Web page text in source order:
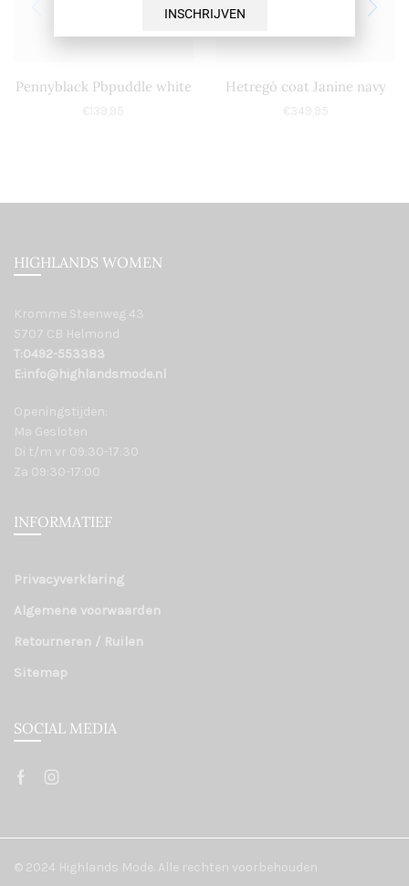
Pennyblack Pbpuddle white
€ 139,95
Hetregó coat Janine navy
€ 349,95
HIGHLANDS WOMEN
Kromme Steenweg 43
5707 CB Helmond
T:0492-553383
E:info@highlandsmode.nl
Openingstijden:
Ma Gesloten
Di t/m vr 09:30-17:30
Za 09:30-17:00
INFORMATIEF
Privacyverklaring
Algemene voorwaarden
Retourneren / Ruilen
Sitemap
SOCIAL MEDIA
© 2024 Highlands Mode. Alle rechten voorbehouden
INSCHRIJVEN